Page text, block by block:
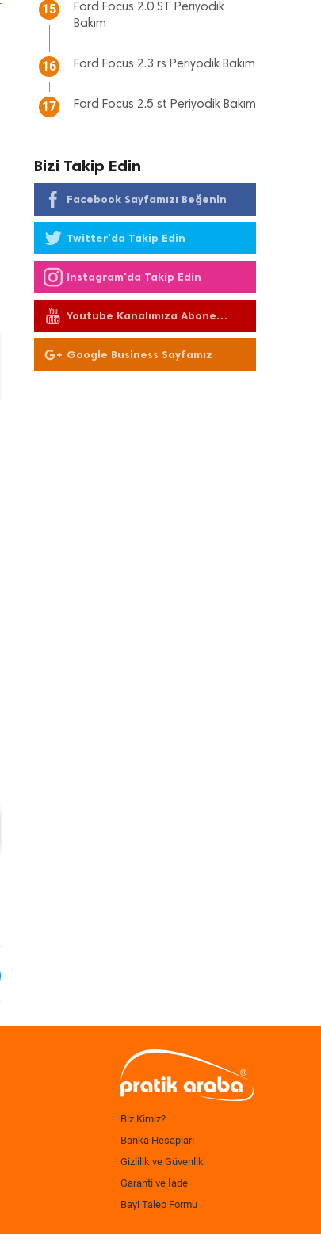
15
Ford Focus 2.0 ST Periyodik
Bakım
16 Ford Focus 2.3 rs Periyodik Bakım
17 Ford Focus 2.5 st Periyodik Bakım
Bizi Takip Edin
Facebook Sayfamızı Beğenin
Twitter'da Takip Edin
Instagram'da Takip Edin
Youtube Kanalımıza Abone
Olun
Google Business Sayfamız
Biz Kimiz?
Banka Hesapları
Gizlilik ve Güvenlik
Garanti ve İade
Bayi Talep Formu